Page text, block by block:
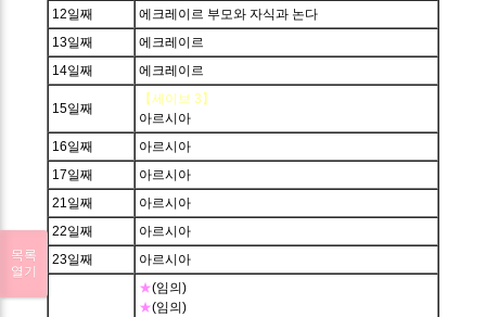
12일째
에크레이르 부모와 자식과 논다
13일째
에크레이르
14일째
에크레이르
15일째
【세이브 3】
아르시아
16일째
아르시아
17일째
아르시아
21일째
아르시아
22일째
아르시아
23일째
아르시아
★(임의)
★(임의)
목록
열기